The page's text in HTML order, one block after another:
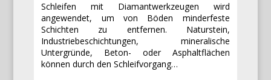
Schleifen mit Diamantwerkzeugen wird
angewendet, um von Böden minderfeste
Schichten zu entfernen. Naturstein,
Industriebeschichtungen, mineralische
Untergründe, Beton- oder Asphaltflächen
können durch den Schleifvorgang…